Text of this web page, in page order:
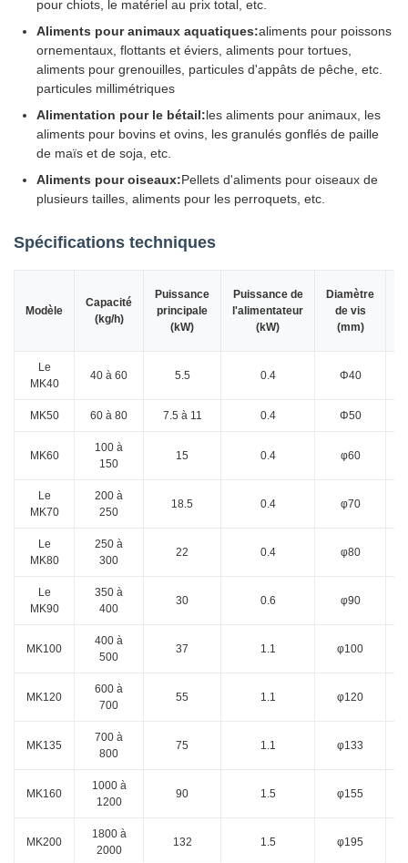
pour chiots, le matériel au prix total, etc.
Aliments pour animaux aquatiques:aliments pour poissons
ornementaux, flottants et éviers, aliments pour tortues,
aliments pour grenouilles, particules d'appâts de pêche, etc.
particules millimétriques
Alimentation pour le bétail:les aliments pour animaux, les
aliments pour bovins et ovins, les granulés gonflés de paille
de maïs et de soja, etc.
Aliments pour oiseaux:Pellets d'aliments pour oiseaux de
plusieurs tailles, aliments pour les perroquets, etc.
Spécifications techniques
Modèle
Capacité
(kg/h)
Puissance
principale
(kW)
Puissance de
l'alimentateur
(kW)
Diamètre
de vis
(mm)
Le
MK40
40 à 60 5.5 0.4 Φ40
MK50 60 à 80 7.5 à 11 0.4 Φ50
MK60
100 à
150
15 0.4 φ60
Le
MK70
200 à
250
18.5 0.4 φ70
Le
MK80
250 à
300
22 0.4 φ80
Le
MK90
350 à
400
30 0.6 φ90
MK100
400 à
500
37 1.1 φ100
MK120
600 à
700
55 1.1 φ120
MK135
700 à
800
75 1.1 φ133
MK160
1000 à
1200
90 1.5 φ155
MK200
1800 à
2000
132 1.5 φ195